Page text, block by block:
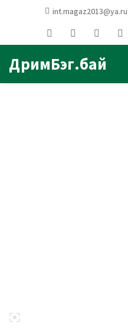
int.magaz2013@ya.ru
ДримБэг.бай
Главная ПУФИКИ и банкетки
серый (оксфорд/дюспо)